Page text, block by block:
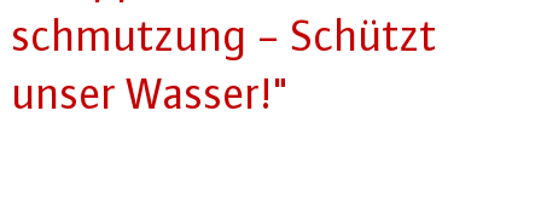
schmut­zung - Schützt
unser Wasser!"